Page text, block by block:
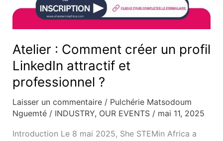
Atelier : Comment créer un profil
LinkedIn attractif et
professionnel ?
Laisser un commentaire / Pulchérie Matsodoum
Nguemté / INDUSTRY, OUR EVENTS/ mai 11, 2025
Introduction Le 8 mai 2025, She STEMin Africa a